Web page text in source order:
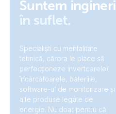
Suntem ingineri
în suflet.
Specialiști cu mentalitate
tehnică, cărora le place să
perfecționeze invertoarele/
încărcătoarele, bateriile,
software-ul de monitorizare și
alte produse legate de
energie. Nu doar pentru că